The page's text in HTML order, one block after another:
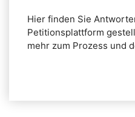
Hier finden Sie
Petitionsplattform
mehr zum Prozess und